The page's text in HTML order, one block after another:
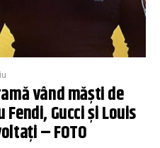
vând măști de
Gucci și Louis
– FOTO